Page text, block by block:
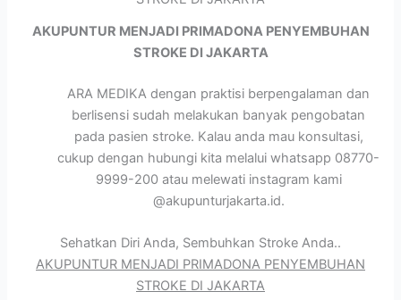
AKUPUNTUR MENJADI PRIMADONA PENYEMBUHAN
STROKE DI JAKARTA
ARA MEDIKA dengan praktisi berpengalaman dan
berlisensi sudah melakukan banyak pengobatan
pada pasien stroke. Kalau anda mau konsultasi,
cukup dengan hubungi kita melalui whatsapp 08770-
9999-200 atau melewati instagram kami
@akupunturjakarta.id.
Sehatkan Diri Anda, Sembuhkan Stroke Anda..
AKUPUNTUR MENJADI PRIMADONA PENYEMBUHAN
STROKE DI JAKARTA